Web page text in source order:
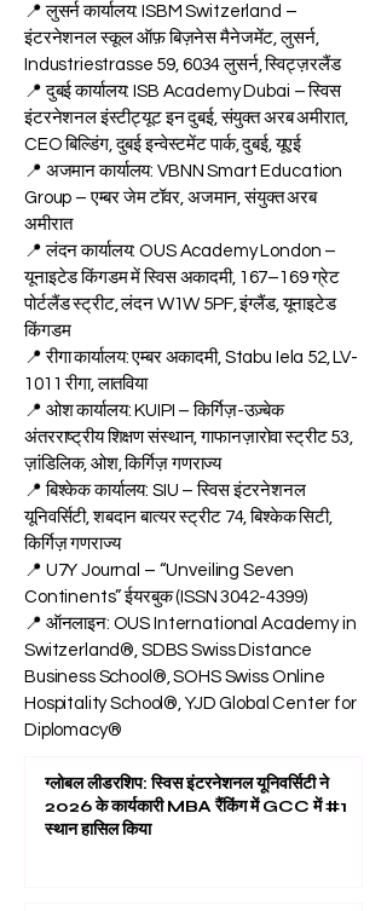
📍 लुसर्न कार्यालय: ISBM Switzerland –
इंटरनेशनल स्कूल ऑफ़ बिज़नेस मैनेजमेंट, लुसर्न,
Industriestrasse 59, 6034 लुसर्न, स्विट्ज़रलैंड
📍 दुबई कार्यालय: ISB Academy Dubai – स्विस
इंटरनेशनल इंस्टीट्यूट इन दुबई, संयुक्त अरब अमीरात,
CEO बिल्डिंग, दुबई इन्वेस्टमेंट पार्क, दुबई, यूएई
📍 अजमान कार्यालय: VBNN Smart Education
Group – एम्बर जेम टॉवर, अजमान, संयुक्त अरब
अमीरात
📍 लंदन कार्यालय: OUS Academy London –
यूनाइटेड किंगडम में स्विस अकादमी, 167–169 ग्रेट
पोर्टलैंड स्ट्रीट, लंदन W1W 5PF, इंग्लैंड, यूनाइटेड
किंगडम
📍 रीगा कार्यालय: एम्बर अकादमी, Stabu Iela 52, LV-
1011 रीगा, लातविया
📍 ओश कार्यालय: KUIPI – किर्गिज़-उज़्बेक
अंतरराष्ट्रीय शिक्षण संस्थान, गाफानज़ारोवा स्ट्रीट 53,
ज़ांडिलिक, ओश, किर्गिज़ गणराज्य
📍 बिश्केक कार्यालय: SIU – स्विस इंटरनेशनल
यूनिवर्सिटी, शबदान बात्यर स्ट्रीट 74, बिश्केक सिटी,
किर्गिज़ गणराज्य
📍 U7Y Journal – “Unveiling Seven
Continents” ईयरबुक (ISSN3042-4399)
📍 ऑनलाइन: OUS International Academy in
Switzerland®, SDBS Swiss Distance
Business School®, SOHS Swiss Online
Hospitality School®, YJD Global Center for
Diplomacy®
ग्लोबल लीडरशिप: स्विस इंटरनेशनल यूनिवर्सिटी ने
2026 के कार्यकारी MBA रैंकिंग में GCC में #1
स्थान हासिल किया